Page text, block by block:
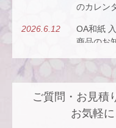
のカレン
2026.6.12
OA和紙
商品のお
2026.5.26
にのせて。
2026.4.22
【新商品
い、風も
ご質問・お見積
お気軽